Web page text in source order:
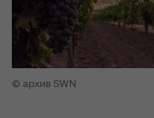
© архив SWN